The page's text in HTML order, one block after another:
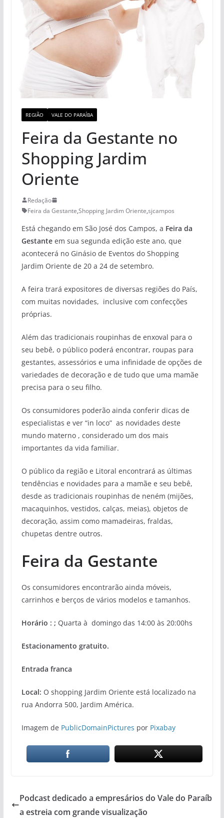
REGIÃO VALE DO PARAÍBA
Feira da Gestante no
Shopping Jardim
Oriente
Redação
Feira da Gestante,Shopping Jardim Oriente,sjcampos
Está chegando em São José dos Campos, a Feira da
Gestante em sua segunda edição este ano, que
acontecerá no Ginásio de Eventos do Shopping
Jardim Oriente de 20 a 24 de setembro.
A feira trará expositores de diversas regiões do País,
com muitas novidades, inclusive com confecções
próprias.
Além das tradicionais roupinhas de enxoval para o
seu bebê, o público poderá encontrar, roupas para
gestantes, assessórios e uma infinidade de opções de
variedades de decoração e de tudo que uma mamãe
precisa para o seu filho.
Os consumidores poderão ainda conferir dicas de
especialistas e ver “in loco” as novidades deste
mundo materno , considerado um dos mais
importantes da vida familiar.
O público da região e Litoral encontrará as últimas
tendências e novidades para a mamãe e seu bebê,
desde as tradicionais roupinhas de neném (mijões,
macaquinhos, vestidos, calças, meias), objetos de
decoração, assim como mamadeiras, fraldas,
chupetas dentre outros.
Feira da Gestante
Os consumidores encontrarão ainda móveis,
carrinhos e berços de vários modelos e tamanhos.
Horário : ; Quarta à domingo das 14:00 às 20:00hs
Estacionamento gratuito.
Entrada franca
Local: O shopping Jardim Oriente está localizado na
rua Andorra 500, Jardim América.
Imagem de PublicDomainPictures por Pixabay
Podcast dedicado a empresários do Vale do Paraíb
a estreia com grande visualização